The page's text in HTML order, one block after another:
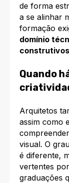
de forma
a se alinhar
formação
domínio
Quando
Arquitetos
assim como
visual. O
é diferente,
vertentes
graduações